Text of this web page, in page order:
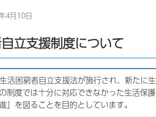
4月10日
立支援制度について
活困窮者自立支援法が施行され、新たに
制度では十分に対応できなかった生活保
」を図ることを目的としています。